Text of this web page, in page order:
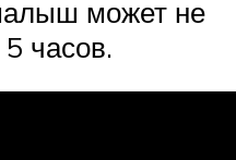
может не
часов.